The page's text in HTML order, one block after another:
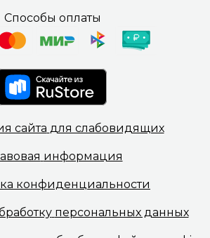
Способы оплаты
сайта для слабовидящих
информация
конфиденциальности
персональных данных